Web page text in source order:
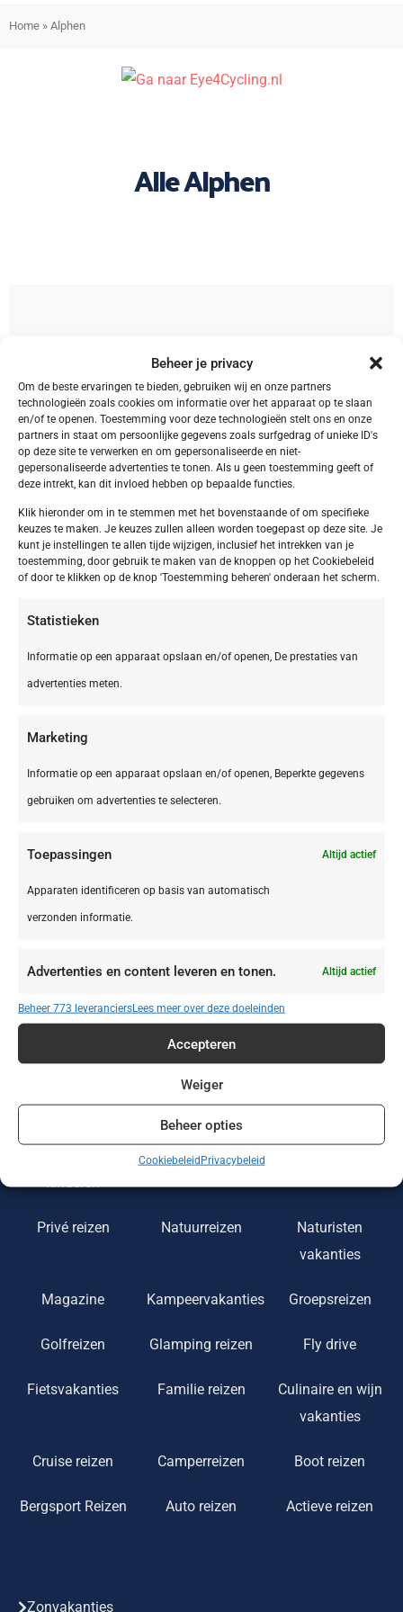
Beheer je privacy
Om de beste ervaringen te bieden, gebruiken wij en onze partners
technologieën zoals cookies om informatie over het apparaat op te slaan
en/of te openen. Toestemming voor deze technologieën stelt ons en onze
partners in staat om persoonlijke gegevens zoals surfgedrag of unieke ID's
op deze site te verwerken en om gepersonaliseerde en niet-
gepersonaliseerde advertenties te tonen. Als u geen toestemming geeft of
deze intrekt, kan dit invloed hebben op bepaalde functies.
Klik hieronder om in te stemmen met het bovenstaande of om specifieke
keuzes te maken. Je keuzes zullen alleen worden toegepast op deze site. Je
kunt je instellingen te allen tijde wijzigen, inclusief het intrekken van je
toestemming, door gebruik te maken van de knoppen op het Cookiebeleid
of door te klikken op de knop 'Toestemming beheren' onderaan het scherm.
Statistieken
Informatie op een apparaat opslaan en/of openen, De prestaties van
advertenties meten.
Marketing
Informatie op een apparaat opslaan en/of openen, Beperkte gegevens
gebruiken om advertenties te selecteren.
Toepassingen Altijd actief
Apparaten identificeren op basis van automatisch
verzonden informatie.
Advertenties en content leveren en tonen. Altijd actief
Beheer 773 leveranciersLees meer over deze doeleinden
Accepteren
Weiger
Beheer opties
CookiebeleidPrivacybeleid
Home » Alphen
Alle Alphen
Zonvakanties
Vakantiehuizen
Stedentrips
kinderen
Safari
Privé reizen Natuurreizen
Naturisten
vakanties
Magazine Kampeervakanties Groepsreizen
Golfreizen Glamping reizen Fly drive
Fietsvakanties Familie reizen
Culinaire en wijn
vakanties
Cruise reizen Camperreizen Boot reizen
Bergsport Reizen Auto reizen Actieve reizen
Zonvakanties